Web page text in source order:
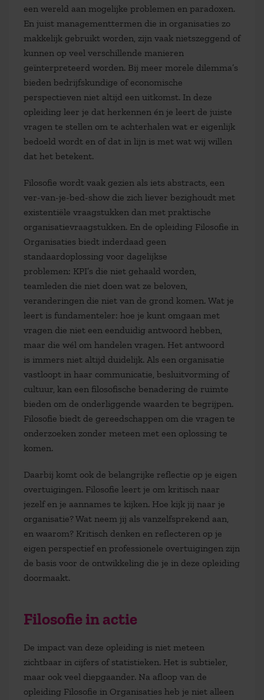
een wereld aan mogelijke problemen en paradoxen.
En juist managementtermen die in organisaties zo
makkelijk gebruikt worden, zijn vaak nietszeggend of
kunnen op veel verschillende manieren
geïnterpreteerd worden. Bij meer morele dilemma’s
bieden bedrijfskundige of economische
perspectieven niet altijd een uitkomst. In deze
opleiding leer je dat herkennen én je leert de juiste
vragen te stellen om te achterhalen wat er eigenlijk
bedoeld wordt en of dat in lijn is met wat wij willen
dat het betekent.
Filosofie wordt vaak gezien als iets abstracts, een
ver-van-je-bed-show die zich liever bezighoudt met
existentiële vraagstukken dan met praktische
organisatievraagstukken. En de opleiding Filosofie in
Organisaties biedt inderdaad geen
standaardoplossing voor dagelijkse
problemen: KPI’s die niet gehaald worden,
teamleden die niet doen wat ze beloven,
veranderingen die niet van de grond komen. Wat je
leert is fundamenteler: hoe je kunt omgaan met
vragen die niet een eenduidig antwoord hebben,
maar die wél om handelen vragen. Het antwoord
is immers niet altijd duidelijk. Als een organisatie
vastloopt in haar communicatie, besluitvorming of
cultuur, kan een filosofische benadering de ruimte
bieden om de onderliggende waarden te begrijpen.
Filosofie biedt de gereedschappen om die vragen te
onderzoeken zonder meteen met een oplossing te
komen.
Daarbij komt ook de belangrijke reflectie op je eigen
overtuigingen. Filosofie leert je om kritisch naar
jezelf en je aannames te kijken. Hoe kijk jij naar je
organisatie? Wat neem jij als vanzelfsprekend aan,
en waarom? Kritisch denken en reflecteren op je
eigen perspectief en professionele overtuigingen zijn
de basis voor de ontwikkeling die je in deze opleiding
doormaakt.
Filosofie in actie
De impact van deze opleiding is niet meteen
zichtbaar in cijfers of statistieken. Het is subtieler,
maar ook veel diepgaander. Na afloop van de
opleiding Filosofie in Organisaties heb je niet alleen